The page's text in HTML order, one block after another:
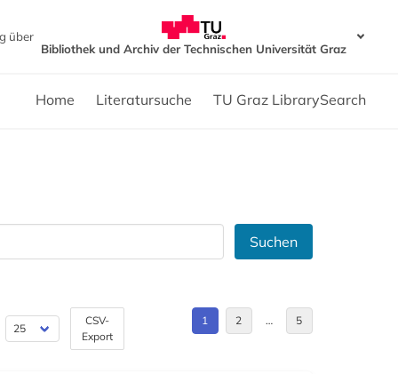
über
Bibliothek und Archiv der Technischen Universität Graz
Home Literatursuche TU Graz LibrarySearch
Suchen
CSV-
Export
1 2 … 5